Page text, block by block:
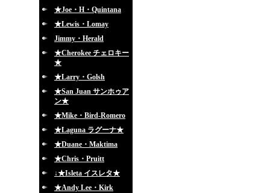
★Joe・H・Quintana
★Lewis・Lomay
Jimmy・Herald
★Cherokee チェロキー
★
★Larry・Golsh
★San Juan サンホゥア
ン★
★Mike・Bird-Romero
★Laguna ラグーナ★
★Duane・Maktima
★Chris・Pruitt
↓★Isleta イスレタ★
★Andy Lee・Kirk